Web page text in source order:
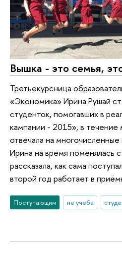
Вышка - это семья,
Третьекурсница
«Экономика» Ирина Рушай
студенток, помогавших в
кампании - 2015», в
отвечала на
Ирина на время поменялась
рассказала, как сама
второй год работает в
Поступающим не учеба